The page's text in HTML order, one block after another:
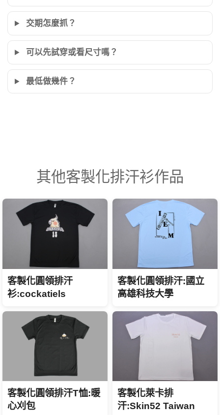
交期怎麼抓？
可以先試穿或看尺寸嗎？
最低做幾件？
其他客製化排汗衫作品
客製化圓領排汗
衫:cockatiels
客製化圓領排汗:國立
高雄科技大學
客製化圓領排汗T恤:暖
心刈包
客製化萊卡排
汗:Skin52 Taiwan